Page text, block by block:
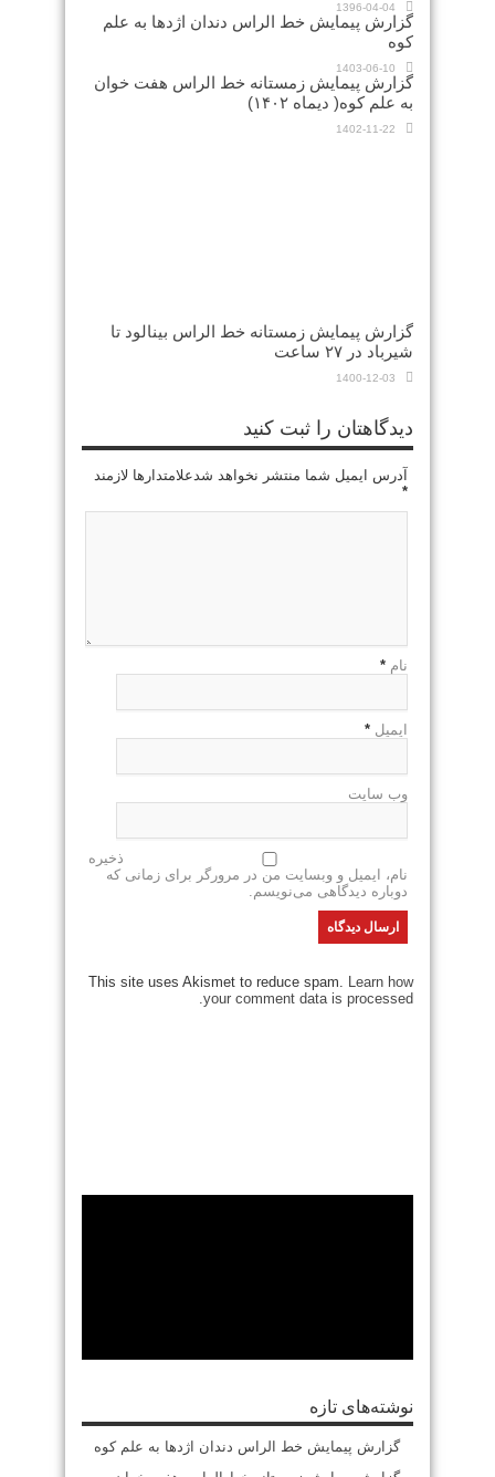
1396-04-04
گزارش پیمایش خط الراس دندان اژدها به علم
کوه
1403-06-10
گزارش پیمایش زمستانه خط الراس هفت خوان
به علم کوه( دیماه ۱۴۰۲)
1402-11-22
گزارش پیمایش زمستانه خط الراس بینالود تا
شیرباد در ۲۷ ساعت
1400-12-03
دیدگاهتان را ثبت کنید
آدرس ایمیل شما منتشر نخواهد شدعلامتدارها لازمند
*
نام *
ایمیل *
وب سایت
ذخیره
نام، ایمیل و وبسایت من در مرورگر برای زمانی که
دوباره دیدگاهی می‌نویسم.
This site uses Akismet to reduce spam. Learn how
your comment data is processed.
نوشته‌های تازه
گزارش پیمایش خط الراس دندان اژدها به علم کوه